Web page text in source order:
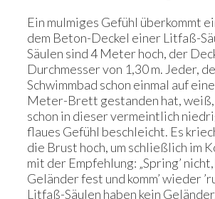
Ein mulmiges Gefühl überkommt
dem Beton-Deckel einer Litfaß-
Säulen sind 4 Meter hoch, der
Durchmesser von 1,30 m. Jeder,
Schwimmbad schon einmal auf
Meter-Brett gestanden hat, weiß,
schon in dieser vermeintlich
flaues Gefühl beschleicht. Es
die Brust hoch, um schließlich im
mit der Empfehlung: „Spring’
Geländer fest und komm’ wieder
Litfaß-Säulen haben kein